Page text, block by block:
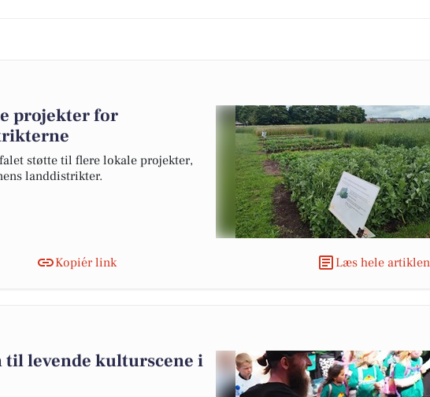
projekter for
støtte til flere lokale projekter,
landdistrikter.
Kopiér link Læs hele
levende kulturscene i